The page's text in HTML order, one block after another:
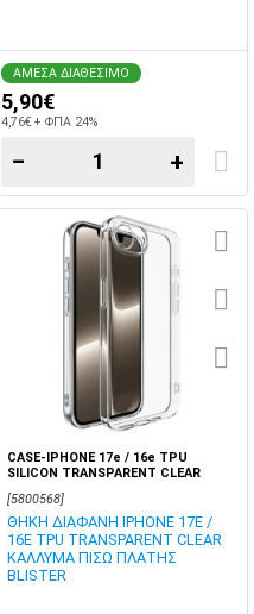
ΑΜΕΣΑ ΔΙΑΘΕΣΙΜΟ
5,90€
4,76€ + ΦΠΑ 24%
− +
CASE-IPHONE 17e / 16e TPU
SILICON TRANSPARENT CLEAR
[5800568]
ΘΗΚΗ ΔΙΑΦΑΝΗ IPHONE 17E /
16E TPU TRANSPARENT CLEAR
ΚΑΛΛΥΜΑ ΠΙΣΩ ΠΛΑΤΗΣ
BLISTER